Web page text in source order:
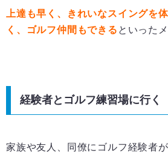
上達も早く、きれいなスイングを
く、ゴルフ仲間もできる といった
経験者とゴルフ練習場に行く
家族や友人、同僚にゴルフ経験者が